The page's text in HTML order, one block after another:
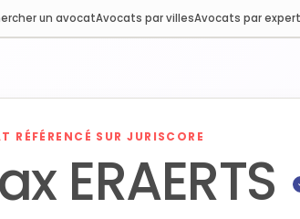
un avocatAvocats par villesAvocats par
RÉFÉRENCÉ SUR JURISCORE
ERAERTS